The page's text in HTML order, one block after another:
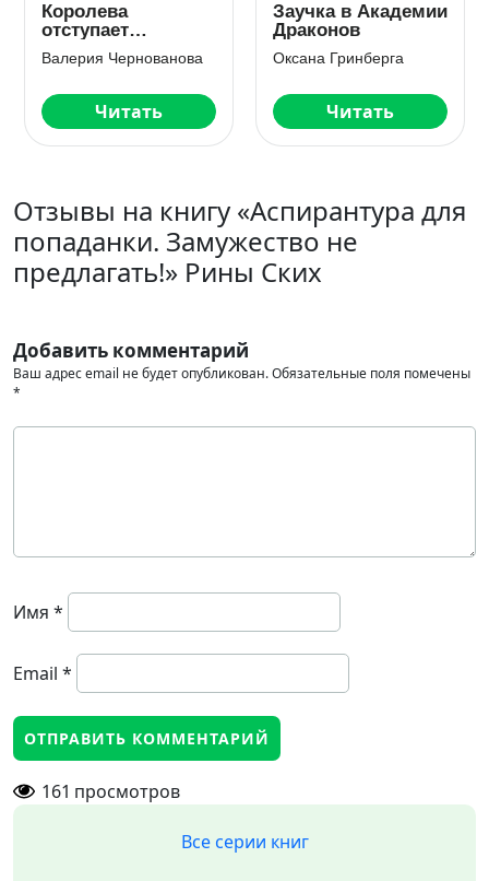
Адептка для
Темного Стража
Алиса Росман
Читать
Мерзавец высшей
академии
Виктория Миллс
Читать
Отзывы на книгу «Аспирантура для
попаданки. Замужество не
предлагать!» Рины Ских
Добавить комментарий
Ваш адрес email не будет опубликован.Обязательные поля помечены
*
Имя *
Email *
161 просмотров
Все серии книг